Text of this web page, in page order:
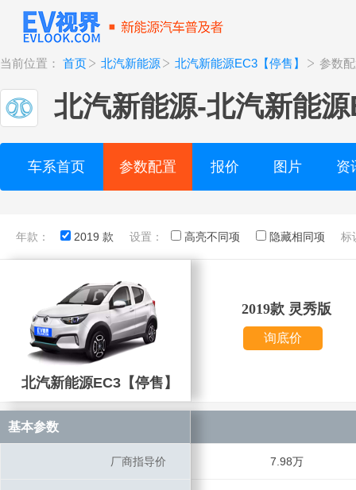
当前位置： 首页 北汽新能源 北汽新能源EC3【停售】 参数
北汽新能源-北汽新能
车系首页 参数配置 报价 图片 资
年款： 2019 款 设置： 高亮不同项 隐藏相同项 标
北汽新能源EC3【停售】
北汽新能源EC3【停售】
2019款 灵秀版
询底价
基本参数
厂商指导价 7.98万
基本参数
厂商指导价